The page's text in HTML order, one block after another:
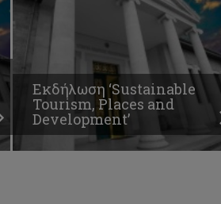
Εκδήλωση ‘Sustainable
Tourism, Places and
Development’